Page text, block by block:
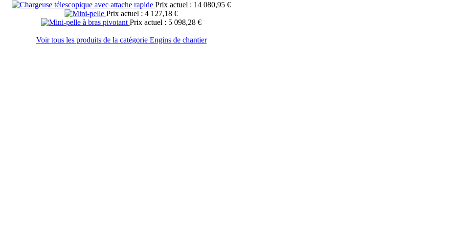
Prix actuel : 14 080,95 €
Prix actuel : 4 127,18 €
Prix actuel : 5 098,28 €
Voir tous les produits de la catégorie Engins de chantier